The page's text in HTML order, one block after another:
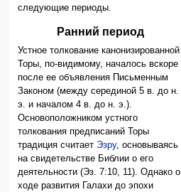
следующие периоды.
Ранний период
Устное толкование канонизированной
Торы, по-видимому, началось вскоре
после ее объявления Письменным
Законом (между серединой 5 в. до н.
э. и началом 4 в. до н. э.).
Основоположником устного
толкования предписаний Торы
традиция считает Эзру, основываясь
на свидетельстве Библии о его
деятельности (Эз. 7:10, 11). Однако о
ходе развития Галахи до эпохи